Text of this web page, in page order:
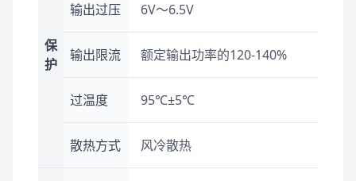
保
护
输出过压 6V～6.5V
输出限流 额定输出功率的120-140%
过温度 95℃±5℃
散热方式 风冷散热